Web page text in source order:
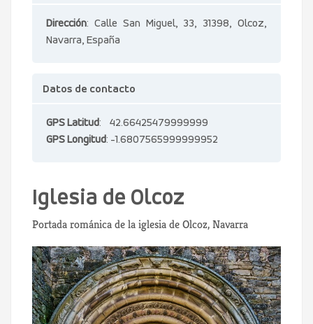
Dirección: Calle San Miguel, 33, 31398, Olcoz,
Navarra, España
Datos de contacto
GPS Latitud: 42.66425479999999
GPS Longitud: -1.6807565999999952
Iglesia de Olcoz
Portada románica de la iglesia de Olcoz, Navarra